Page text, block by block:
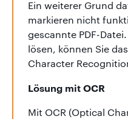
Ein weiterer Grund
markieren nicht
gescannte PDF-
lösen, können Sie
Character
Lösung mit OCR
Mit OCR (Optical